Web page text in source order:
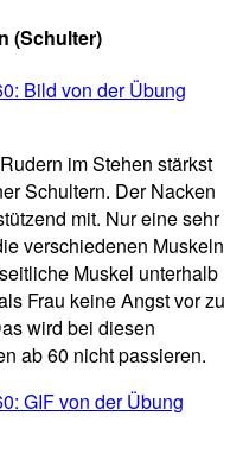
(Schulter)
im Stehen stärkst
Schultern. Der Nacken
mit. Nur eine sehr
verschiedenen Muskeln
Muskel unterhalb
Frau keine Angst vor zu
wird bei diesen
ab 60 nicht passieren.